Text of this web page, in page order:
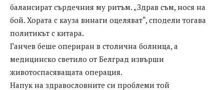
балансират сърдечния му ритъм. „Здрав съм, нося на
бой. Хората с кауза винаги оцеляват“, сподели тогава
политикът с китара.
Ганчев беше опериран в столична болница, а
медицинско светило от Белград извърши
животоспасяващата операция.
Напук на здравословните си проблеми той